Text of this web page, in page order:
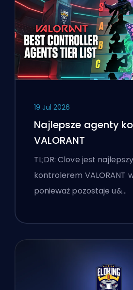
19 Jul 2026
Najlepsze agenty
VALORANT
TL;DR: Clove jest
kontrolerem VALORANT
ponieważ pozostaje u&…